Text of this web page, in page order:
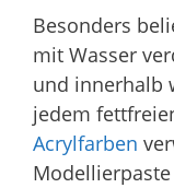
Besonders
mit Wasser
und innerhalb
jedem
Acrylfarben